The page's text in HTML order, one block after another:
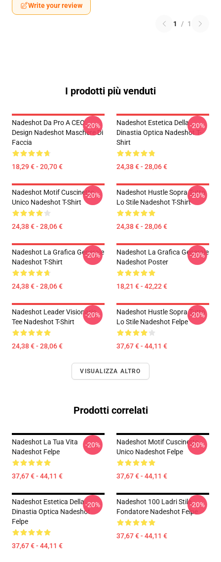
Write your review
1 / 1
I prodotti più venduti
Nadeshot Da Pro A CEO
Design Nadeshot Maschere Di
Faccia
18,29 € - 20,70 €
-20%
Nadeshot Estetica Della
Dinastia Optica Nadeshot T-
Shirt
24,38 € - 28,06 €
-20%
Nadeshot Motif Cuscinetto
Unico Nadeshot T-Shirt
24,38 € - 28,06 €
-20%
Nadeshot Hustle Sopra Tutto
Lo Stile Nadeshot T-Shirt
24,38 € - 28,06 €
-20%
Nadeshot La Grafica Generale
Nadeshot T-Shirt
24,38 € - 28,06 €
-20%
Nadeshot La Grafica Generale
Nadeshot Poster
18,21 € - 42,22 €
-20%
Nadeshot Leader Visionario
Tee Nadeshot T-Shirt
24,38 € - 28,06 €
-20%
Nadeshot Hustle Sopra Tutto
Lo Stile Nadeshot Felpe
37,67 € - 44,11 €
-20%
VISUALIZZA ALTRO
Prodotti correlati
Nadeshot La Tua Vita
Nadeshot Felpe
37,67 € - 44,11 €
-20%
Nadeshot Motif Cuscinetto
Unico Nadeshot Felpe
37,67 € - 44,11 €
-20%
Nadeshot Estetica Della
Dinastia Optica Nadeshot
Felpe
37,67 € - 44,11 €
-20%
Nadeshot 100 Ladri Stile
Fondatore Nadeshot Felpe
37,67 € - 44,11 €
-20%